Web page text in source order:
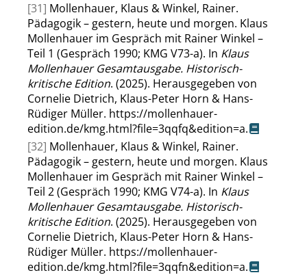
[31] Mollenhauer, Klaus & Winkel, Rainer.
Pädagogik – gestern, heute und morgen. Klaus
Mollenhauer im Gespräch mit Rainer Winkel –
Teil 1 (Gespräch 1990; KMG V73-a). In Klaus
Mollenhauer Gesamtausgabe. Historisch-
kritische Edition. (2025). Herausgegeben von
Cornelie Dietrich, Klaus-Peter Horn & Hans-
Rüdiger Müller. https://mollenhauer-
edition.de/kmg.html?file=3qqfq&edition=a.
[32] Mollenhauer, Klaus & Winkel, Rainer.
Pädagogik – gestern, heute und morgen. Klaus
Mollenhauer im Gespräch mit Rainer Winkel –
Teil 2 (Gespräch 1990; KMG V74-a). In Klaus
Mollenhauer Gesamtausgabe. Historisch-
kritische Edition. (2025). Herausgegeben von
Cornelie Dietrich, Klaus-Peter Horn & Hans-
Rüdiger Müller. https://mollenhauer-
edition.de/kmg.html?file=3qqfn&edition=a.